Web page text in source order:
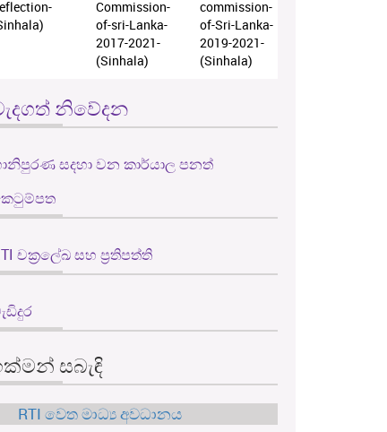
Commission-
of-sri-Lanka-
2017-2021-
(Sinhala)
commission-
of-Sri-Lanka-
2019-2021-
(Sinhala)
නිවේදන
සදහා වන කාර්යාල පනත්
චක්‍රලේඛ සහ ප්‍රතිපත්ති
සබැඳි
RTI වෙත මාධ්‍ය අවධානය